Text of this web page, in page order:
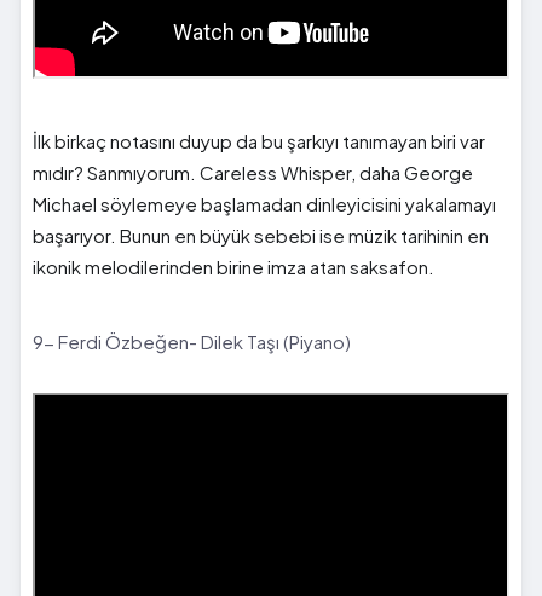
İlk birkaç notasını duyup da bu şarkıyı tanımayan biri var
mıdır? Sanmıyorum. Careless Whisper, daha George
Michael söylemeye başlamadan dinleyicisini yakalamayı
başarıyor. Bunun en büyük sebebi ise müzik tarihinin en
ikonik melodilerinden birine imza atan saksafon.
9- Ferdi Özbeğen- Dilek Taşı (Piyano)